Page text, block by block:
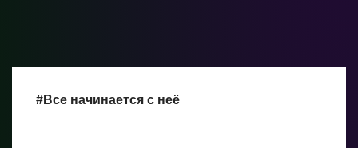
#Все начинается с неё